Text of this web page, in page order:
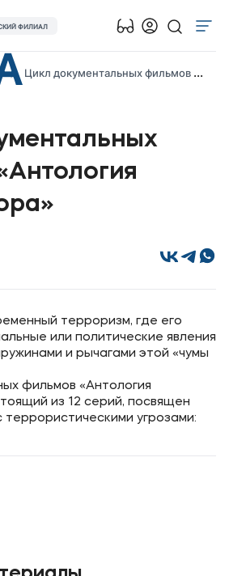
ФИЛИАЛ
образование
образование
Цикл документальных фильмов «Антология антитеррора»
терроризм, где его
или политические явления
и рычагами этой «чумы
фильмов «Антология
из 12 серий, посвящен
угрозами: